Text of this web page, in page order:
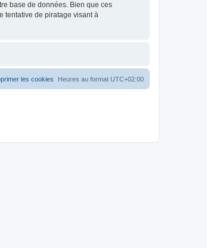
base de données. Bien que ces
tentative de piratage visant à
Heures au format UTC+02:00
les cookies